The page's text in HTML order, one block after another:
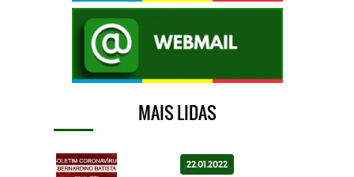
MAIS LIDAS
22.01.2022